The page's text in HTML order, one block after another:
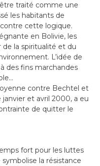
traité comme une
les habitants de
contre cette logique.
en Bolivie, les
la spiritualité et du
L’idée de
des fins marchandes
contre Bechtel et
et avril 2000, a eu
de quitter le
fort pour les luttes
symbolise la résistance